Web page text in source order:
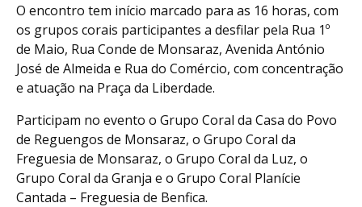
O encontro tem início marcado para as 16 horas, com
os grupos corais participantes a desfilar pela Rua 1º
de Maio, Rua Conde de Monsaraz, Avenida António
José de Almeida e Rua do Comércio, com concentração
e atuação na Praça da Liberdade.
Participam no evento o Grupo Coral da Casa do Povo
de Reguengos de Monsaraz, o Grupo Coral da
Freguesia de Monsaraz, o Grupo Coral da Luz, o
Grupo Coral da Granja e o Grupo Coral Planície
Cantada – Freguesia de Benfica.